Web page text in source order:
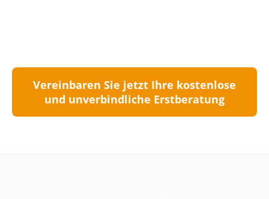
Vereinbaren Sie jetzt Ihre kostenlose
und unverbindliche Erstberatung